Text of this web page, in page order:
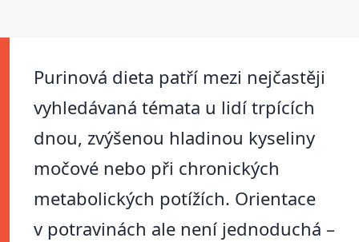
Purinová dieta patří mezi nejčastěji
vyhledávaná témata u lidí trpících
dnou, zvýšenou hladinou kyseliny
močové nebo při chronických
metabolických potížích. Orientace
v potravinách ale není jednoduchá –